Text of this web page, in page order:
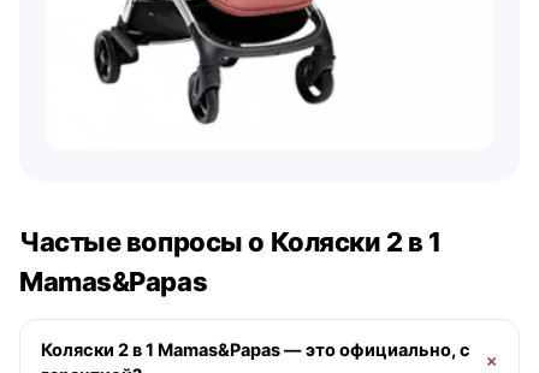
Частые вопросы о Коляски 2 в 1
Mamas&Papas
Коляски 2 в 1 Mamas&Papas — это официально, с